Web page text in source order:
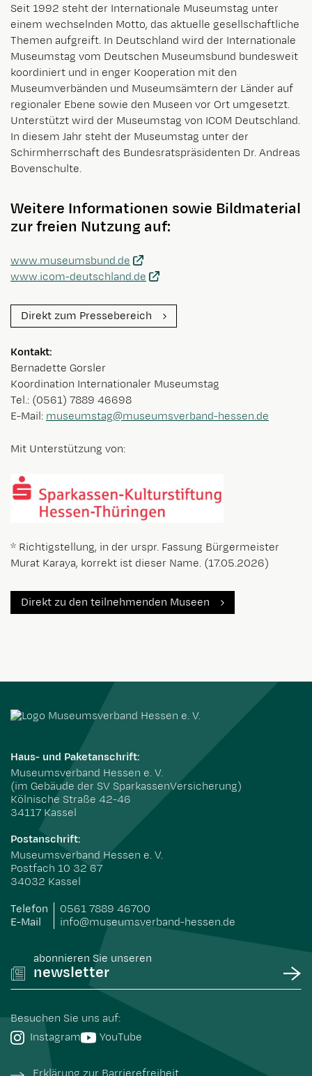
Seit 1992 steht der Internationale Museumstag unter
einem wechselnden Motto, das aktuelle gesellschaftliche
Themen aufgreift. In Deutschland wird der Internationale
Museumstag vom Deutschen Museumsbund bundesweit
koordiniert und in enger Kooperation mit den
Museumverbänden und Museumsämtern der Länder auf
regionaler Ebene sowie den Museen vor Ort umgesetzt.
Unterstützt wird der Museumstag von ICOM Deutschland.
In diesem Jahr steht der Museumstag unter der
Schirmherrschaft des Bundesratspräsidenten Dr. Andreas
Bovenschulte.
Weitere Informationen sowie Bildmaterial
zur freien Nutzung auf:
www.museumsbund.de
www.icom-deutschland.de
Direkt zum Pressebereich
Kontakt:
Bernadette Gorsler
Koordination Internationaler Museumstag
Tel.: (0561) 7889 46698
E-Mail:museumstag@museumsverband-hessen.de
Mit Unterstützung von:
* Richtigstellung, in der urspr. Fassung Bürgermeister
Murat Karaya, korrekt ist dieser Name. (17.05.2026)
Direkt zu den teilnehmenden Museen
Haus- und Paketanschrift:
Museumsverband Hessen e. V.
(im Gebäude der SV SparkassenVersicherung)
Kölnische Straße 42-46
34117 Kassel
Postanschrift:
Museumsverband Hessen e. V.
Postfach 10 32 67
34032 Kassel
Telefon
0561 7889 46700
E-Mail
info@museumsverband-hessen.de
abonnieren Sie unseren
newsletter
Besuchen Sie uns auf:
Instagram
YouTube